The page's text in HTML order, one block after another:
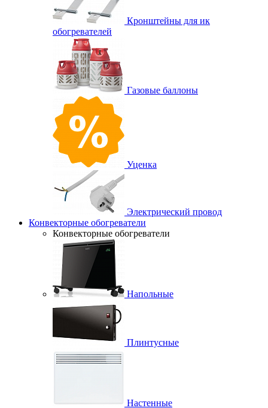
Кронштейны для ик
обогревателей
Газовые баллоны
Уценка
Электрический провод
Конвекторные обогреватели
Конвекторные обогреватели
Напольные
Плинтусные
Настенные